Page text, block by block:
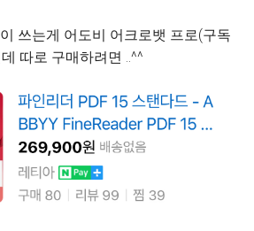
쓰는게 어도비 어크로뱃 프로(구독
따로 구매하려면 ..^^